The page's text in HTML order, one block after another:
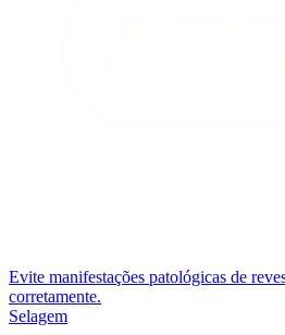
Evite manifestações patológicas de
corretamente.
Selagem